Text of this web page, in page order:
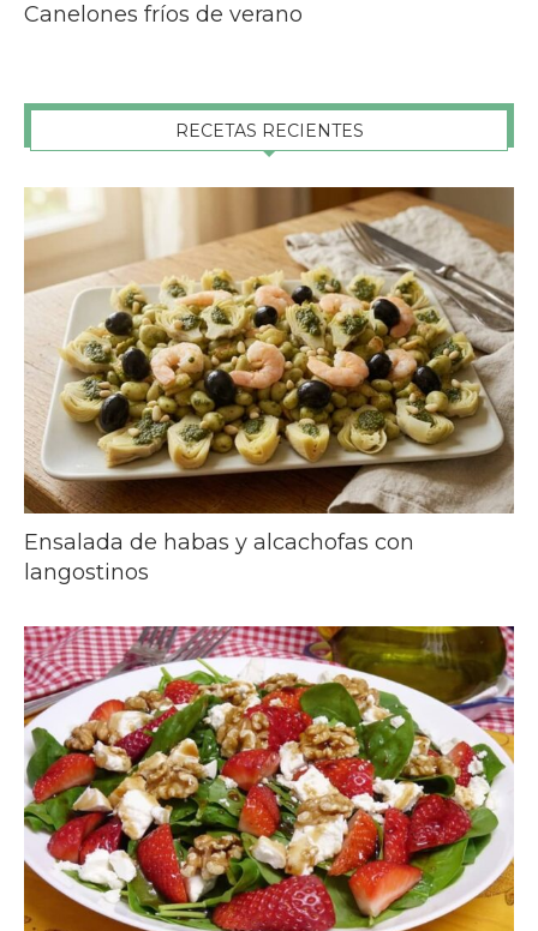
Canelones fríos de verano
RECETAS RECIENTES
Ensalada de habas y alcachofas con
langostinos